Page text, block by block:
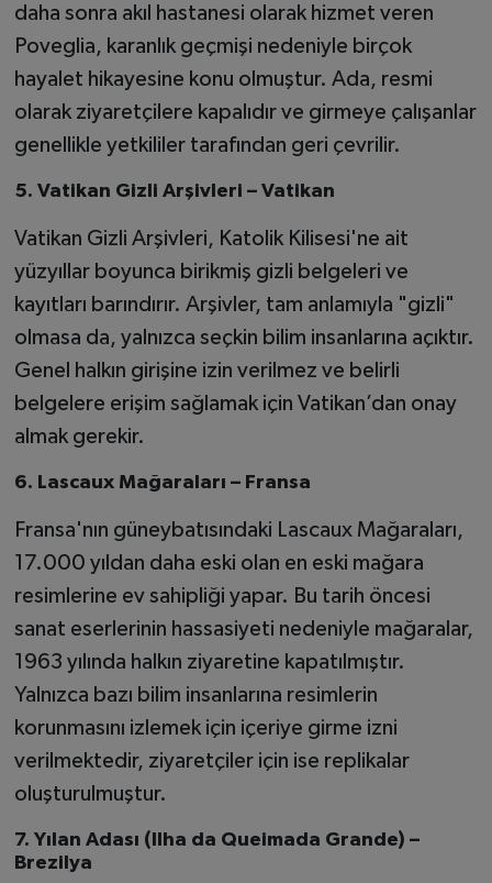
daha sonra akıl hastanesi olarak hizmet veren
Poveglia, karanlık geçmişi nedeniyle birçok
hayalet hikayesine konu olmuştur. Ada, resmi
olarak ziyaretçilere kapalıdır ve girmeye çalışanlar
genellikle yetkililer tarafından geri çevrilir.
5. Vatikan Gizli Arşivleri – Vatikan
Vatikan Gizli Arşivleri, Katolik Kilisesi'ne ait
yüzyıllar boyunca birikmiş gizli belgeleri ve
kayıtları barındırır. Arşivler, tam anlamıyla "gizli"
olmasa da, yalnızca seçkin bilim insanlarına açıktır.
Genel halkın girişine izin verilmez ve belirli
belgelere erişim sağlamak için Vatikan’dan onay
almak gerekir.
6. Lascaux Mağaraları – Fransa
Fransa'nın güneybatısındaki Lascaux Mağaraları,
17.000 yıldan daha eski olan en eski mağara
resimlerine ev sahipliği yapar. Bu tarih öncesi
sanat eserlerinin hassasiyeti nedeniyle mağaralar,
1963 yılında halkın ziyaretine kapatılmıştır.
Yalnızca bazı bilim insanlarına resimlerin
korunmasını izlemek için içeriye girme izni
verilmektedir, ziyaretçiler için ise replikalar
oluşturulmuştur.
7. Yılan Adası (Ilha da Queimada Grande) –
Brezilya